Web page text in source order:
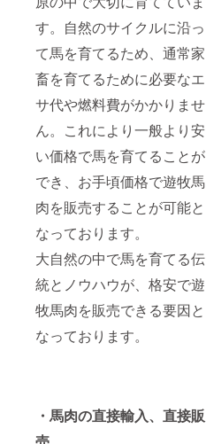
す。自然のサイクルに沿っ
て馬を育てるため、通常家
畜を育てるために必要なエ
サ代や燃料費がかかりませ
ん。これにより一般より安
い価格で馬を育てることが
でき、お手頃価格で遊牧馬
肉を販売することが可能と
なっております。
大自然の中で馬を育てる伝
統とノウハウが、格安で遊
牧馬肉を販売できる要因と
なっております。
・馬肉の直接輸入、直接販